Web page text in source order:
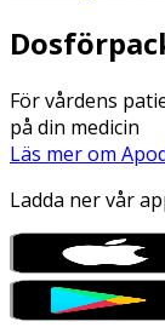
För vårdens
på din medicin
Läs mer om
Ladda ner vår